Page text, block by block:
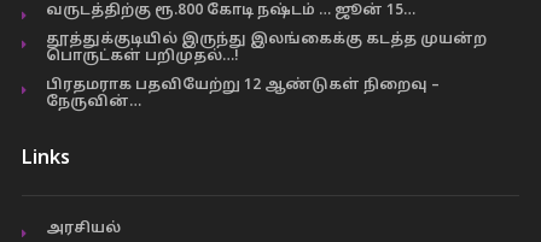
வருடத்திற்கு ரூ.800 கோடி நஷ்டம் … ஜூன் 15…
தூத்துக்குடியில் இருந்து இலங்கைக்கு கடத்த முயன்ற
பொருட்கள் பறிமுதல்…!
பிரதமராக பதவியேற்று 12 ஆண்டுகள் நிறைவு –
நேருவின்…
Links
அரசியல்